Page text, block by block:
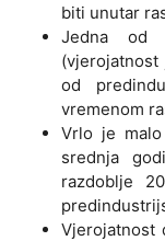
biti unutar
Jedna od
od
vremenom
Vrlo je
srednja
razdoblje
Vjerojatnost